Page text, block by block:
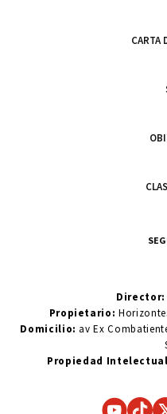
CARTA
Director:
Propietario:
Domicilio: av Ex
Propiedad